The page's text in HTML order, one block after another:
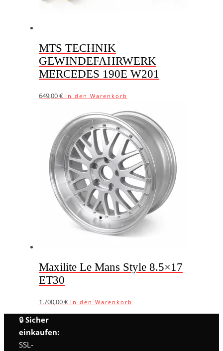
MTS TECHNIK
GEWINDEFAHRWERK
MERCEDES 190E W201
649,00€ In den Warenkorb
Maxilite Le Mans Style 8.5×17
ET30
1.700,00€ In den Warenkorb
🔒 Sicher
einkaufen:
SSL-